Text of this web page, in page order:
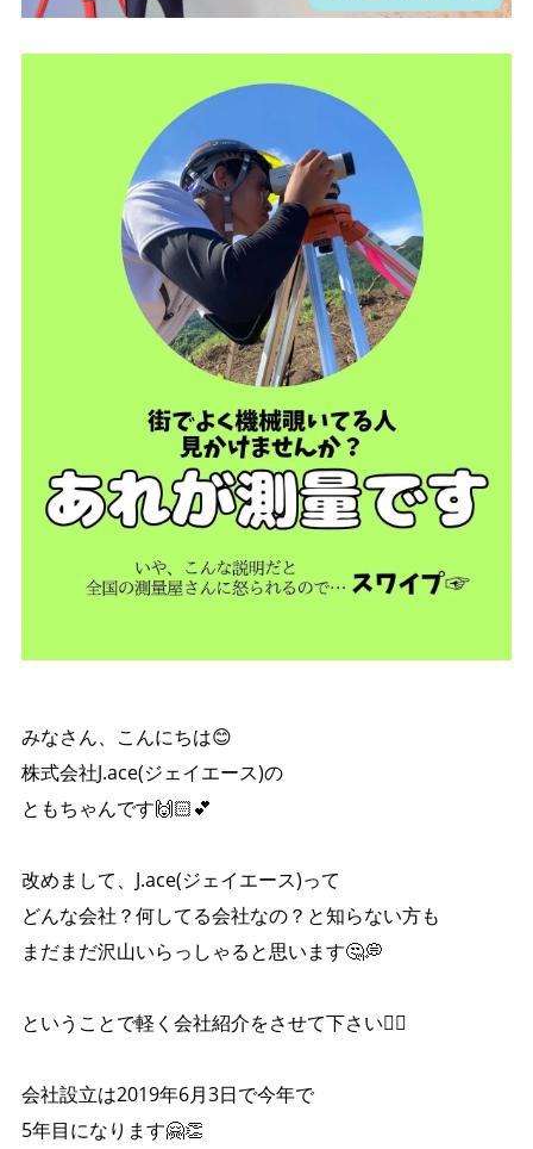
みなさん、こんにちは😊
株式会社J.ace(ジェイエース)の
ともちゃんです🙌🏻︎‪💕
改めまして、J.ace(ジェイエース)って
どんな会社？何してる会社なの？と知らない方も
まだまだ沢山いらっしゃると思います🤔💭
ということで軽く会社紹介をさせて下さい🙇‍♀️
会社設立は2019年6月3日で今年で
5年目になります🤗👏